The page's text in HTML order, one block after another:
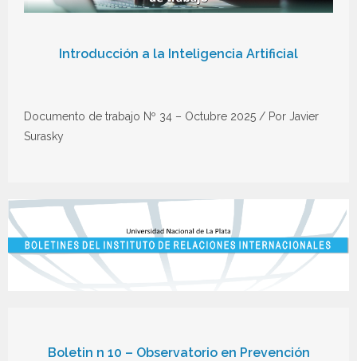
Introducción a la Inteligencia Artificial
Documento de trabajo Nº 34 – Octubre 2025 / Por Javier
Surasky
Boletin n 10 – Observatorio en Prevención